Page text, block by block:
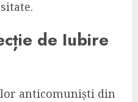
de Iubire
anticomuniști din